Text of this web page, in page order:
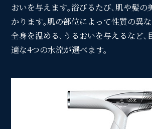
オンラインショップ
サイトマップ
個人情報保護
おいを与えます｡浴びるたび､肌や髪の
かります｡肌の部位によって性質の異
全身を温める､うるおいを与えるなど､
適な4つの水流が選べます。